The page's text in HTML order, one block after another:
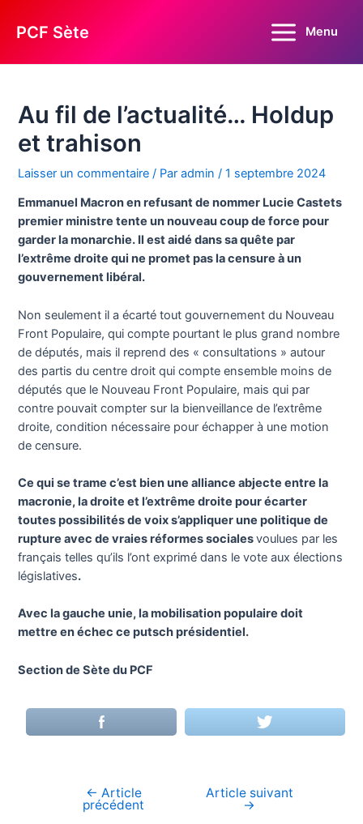
PCF Sète
Main
Menu
Au fil de l’actualité… Holdup
et trahison
Laisser un commentaire / Paradmin/1 septembre 2024
Emmanuel Macron en refusant de nommer Lucie Castets
premier ministre tente un nouveau coup de force pour
garder la monarchie. Il est aidé dans sa quête par
l’extrême droite qui ne promet pas la censure à un
gouvernement libéral.
Non seulement il a écarté tout gouvernement du Nouveau
Front Populaire, qui compte pourtant le plus grand nombre
de députés, mais il reprend des « consultations » autour
des partis du centre droit qui compte ensemble moins de
députés que le Nouveau Front Populaire, mais qui par
contre pouvait compter sur la bienveillance de l’extrême
droite, condition nécessaire pour échapper à une motion
de censure.
Ce qui se trame c’est bien une alliance abjecte entre la
macronie, la droite et l’extrême droite pour écarter
toutes possibilités de voix s’appliquer une politique de
rupture avec de vraies réformes socialesvoulues par les
français telles qu’ils l’ont exprimé dans le vote aux élections
législatives.
Avec la gauche unie, la mobilisation populaire doit
mettre en échec ce putsch présidentiel.
Section de Sète du PCF
Navigation
← Article
précédent
Article suivant
→